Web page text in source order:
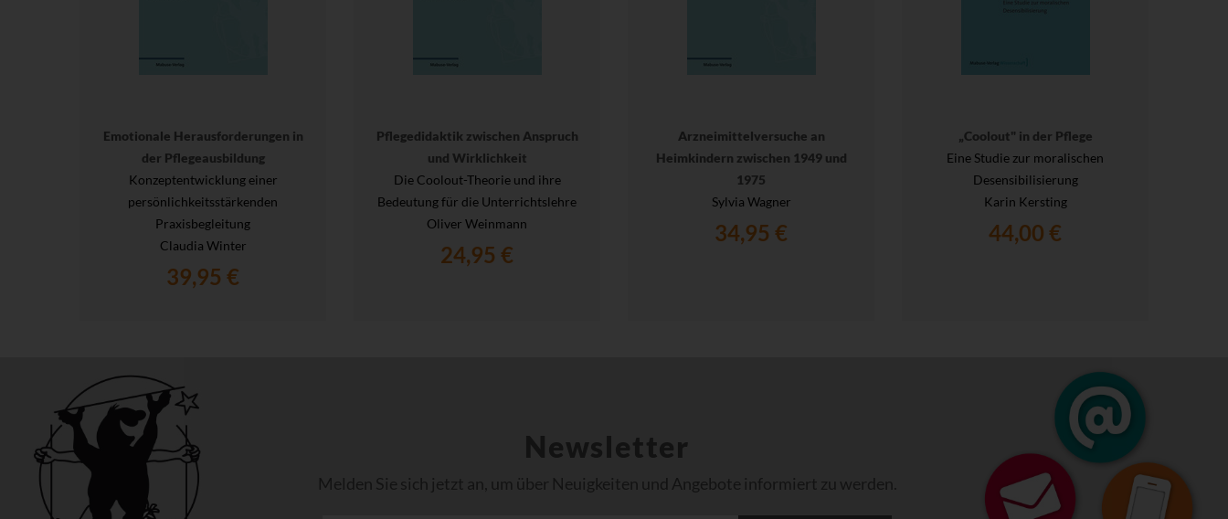
Emotionale Herausforderungen in
der Pflegeausbildung
Konzeptentwicklung einer
persönlichkeitsstärkenden
Praxisbegleitung
Claudia Winter
39,95 €
Pflegedidaktik zwischen Anspruch
und Wirklichkeit
Die Coolout-Theorie und ihre
Bedeutung für die Unterrichtslehre
Oliver Weinmann
24,95 €
Arzneimittelversuche an
Heimkindern zwischen 1949 und
1975
Sylvia Wagner
34,95 €
„Coolout" in der Pflege
Eine Studie zur moralischen
Desensibilisierung
Karin Kersting
44,00 €
Newsletter
Melden Sie sich jetzt an, um über Neuigkeiten und Angebote informiert zu werden.